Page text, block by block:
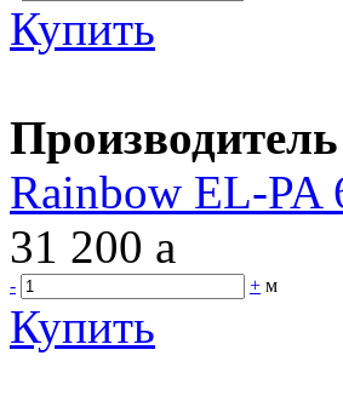
Купить
Производитель
Rainbow EL-PA
31 200 a
- + м
Купить